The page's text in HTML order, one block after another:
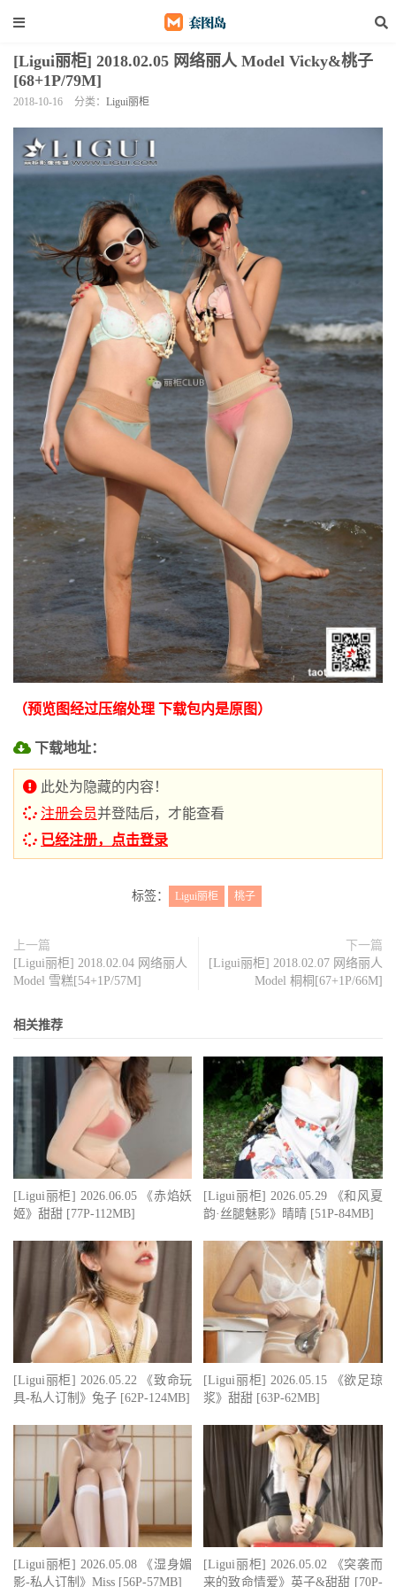
[Ligui丽柜] 2018.02.05 网络丽人 Model Vicky&桃子
[68+1P/79M]
2018-10-16 分类： Ligui丽柜
（预览图经过压缩处理 下载包内是原图）
下载地址：
此处为隐藏的内容！
注册会员并登陆后，才能查看
已经注册，点击登录
标签： Ligui丽柜 桃子
上一篇
[Ligui丽柜] 2018.02.04 网络丽人
Model 雪糕[54+1P/57M]
下一篇
[Ligui丽柜] 2018.02.07 网络丽人
Model 桐桐[67+1P/66M]
相关推荐
[Ligui丽柜] 2026.06.05 《赤焰妖
姬》甜甜 [77P-112MB]
[Ligui丽柜] 2026.05.29 《和风夏
韵·丝腿魅影》晴晴 [51P-84MB]
[Ligui丽柜] 2026.05.22 《致命玩
具-私人订制》兔子 [62P-124MB]
[Ligui丽柜] 2026.05.15 《欲足琼
浆》甜甜 [63P-62MB]
[Ligui丽柜] 2026.05.08 《湿身媚
影-私人订制》Miss [56P-57MB]
[Ligui丽柜] 2026.05.02 《突袭而
来的致命情爱》英子&甜甜 [70P-